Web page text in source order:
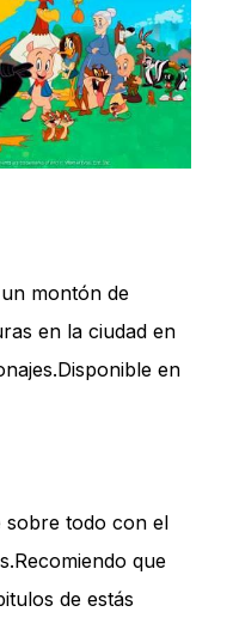
montón de
en la ciudad en
en
sobre todo con el
que
de estás